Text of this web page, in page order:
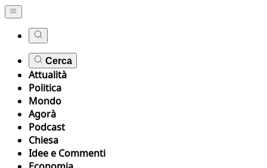
Cerca
Attualità
Politica
Mondo
Agorà
Podcast
Chiesa
Idee e Commenti